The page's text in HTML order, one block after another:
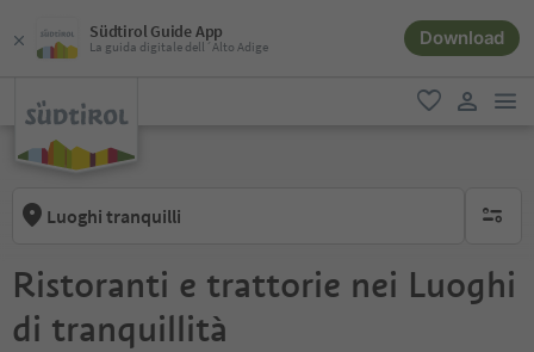
Südtirol Guide App
La guida digitale dell´Alto Adige Download
favoriti
Luoghi tranquilli
Ristoranti e trattorie nei Luoghi
di tranquillità